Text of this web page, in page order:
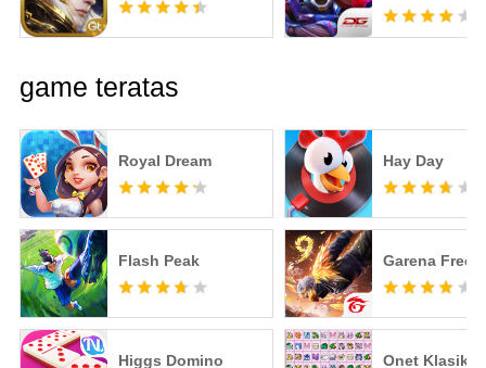
game teratas
Royal Dream
Flash Peak
Higgs Domino
Hay Day
Garena Free
Onet Klasik